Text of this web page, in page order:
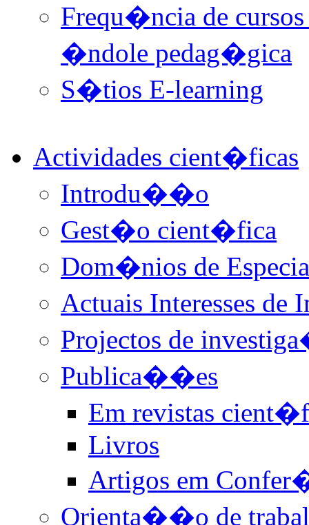
Frequ�ncia de
�ndole pedag�gica
S�tios E-learning
Actividades cient�ficas
Introdu��o
Gest�o cient�fica
Dom�nios de
Actuais Interesses
Projectos de
Publica��es
Em revistas
Livros
Artigos em
Orienta��o de